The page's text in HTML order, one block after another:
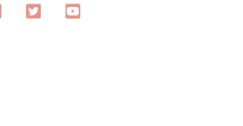
facebooktwitteryoutube